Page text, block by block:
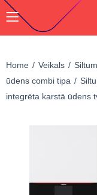
Home Veikals
ūdens combi tipa
integrēta karstā ūdens